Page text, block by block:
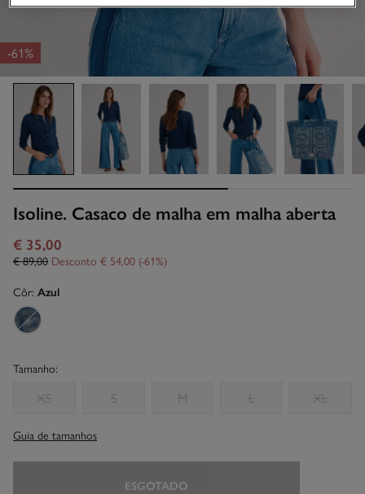
-61%
Isoline. Casaco de malha em malha aberta
€ 35,00
€ 89,00 Desconto € 54,00 61
Côr: Azul
Tamanho:
XS S M L XL
Guia de tamanhos
ESGOTADO